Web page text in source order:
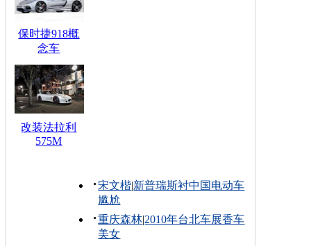
保时捷918概
念车
改装法拉利
575M
宋文楷|新普瑞斯衬中国电动车
尴尬
重庆森林|2010年台北车展香车
美女